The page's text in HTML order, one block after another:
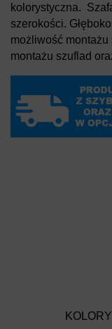
kolorystyczna.
szerokości.
możliwość
montażu szuflad